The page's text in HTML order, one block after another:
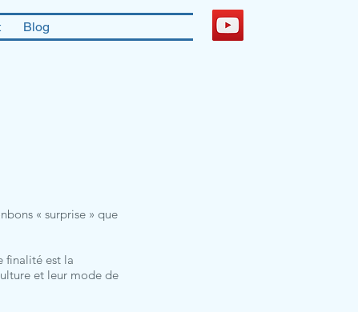
Blog
« surprise » que
finalité est la
et leur mode de